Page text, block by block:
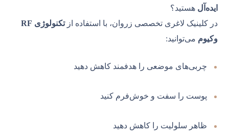
ایده‌آل هستید؟
در کلینیک لاغری تخصصی زروان، با استفاده از
تکنولوژی RF
وکیوم می‌توانید:
چربی‌های موضعی را هدفمند کاهش دهید
پوست را سفت و خوش‌فرم کنید
ظاهر سلولیت را کاهش دهید